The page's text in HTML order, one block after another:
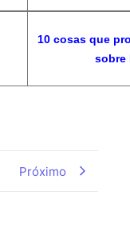
10 cosas que
sobre
Próximo